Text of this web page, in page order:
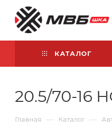
КАТАЛОГ
20.5/70-16
Главная — Каталог —